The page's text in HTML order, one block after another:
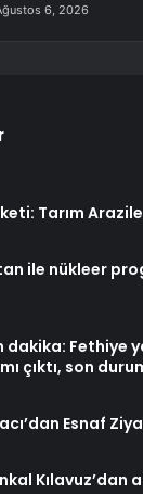
6, 2026
Tarım
ile nükleer
dakika: Fethiye
çıktı, son
Esnaf
Kılavuz’dan